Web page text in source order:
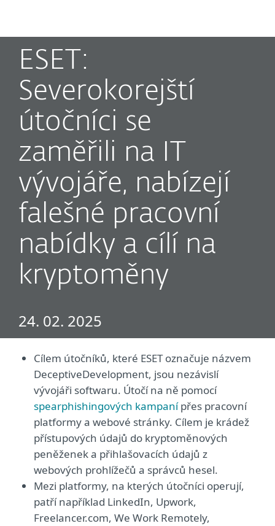
ESET:
Severokorejští
útočníci se
zaměřili na IT
vývojáře, nabízejí
falešné pracovní
nabídky a cílí na
kryptoměny
24. 02. 2025
Cílem útočníků, které ESET označuje názvem
DeceptiveDevelopment, jsou nezávislí
vývojáři softwaru. Útočí na ně pomocí
spearphishingových kampanípřes pracovní
platformy a webové stránky. Cílem je krádež
přístupových údajů do kryptoměnových
peněženek a přihlašovacích údajů z
webových prohlížečů a správců hesel.
Mezi platformy, na kterých útočníci operují,
patří například LinkedIn, Upwork,
Freelancer.com, We Work Remotely,